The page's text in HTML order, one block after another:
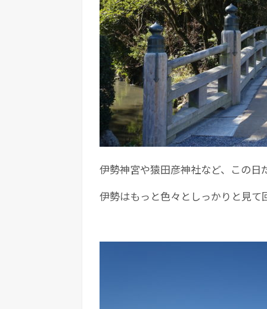
伊勢神宮や猿田彦神社など、この日
伊勢はもっと色々としっかりと見て